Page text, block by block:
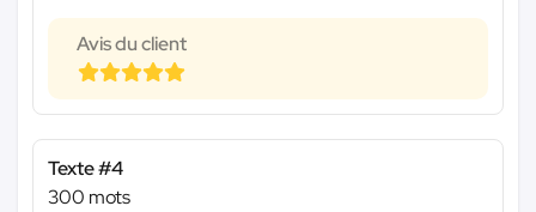
Avis du client
Texte #4
300 mots